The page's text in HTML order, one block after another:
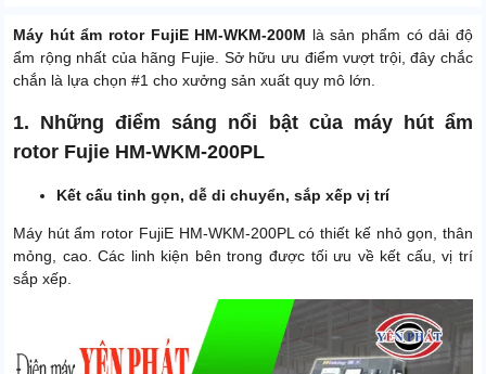
Máy hút ẩm rotor FujiE HM-WKM-200M là sản phẩm có dải độ
ẩm rộng nhất của hãng Fujie. Sở hữu ưu điểm vượt trội, đây chắc
chắn là lựa chọn #1 cho xưởng sản xuất quy mô lớn.
1. Những điểm sáng nổi bật của máy hút ẩm
rotor Fujie HM-WKM-200PL
Kết cấu tinh gọn, dễ di chuyển, sắp xếp vị trí
Máy hút ẩm rotor FujiE HM-WKM-200PL có thiết kế nhỏ gọn, thân
mỏng, cao. Các linh kiện bên trong được tối ưu về kết cấu, vị trí
sắp xếp.